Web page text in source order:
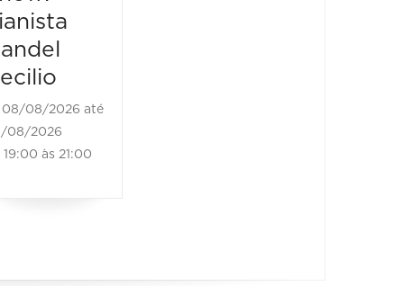
08/08/2026 até
08/2026
às 21:00